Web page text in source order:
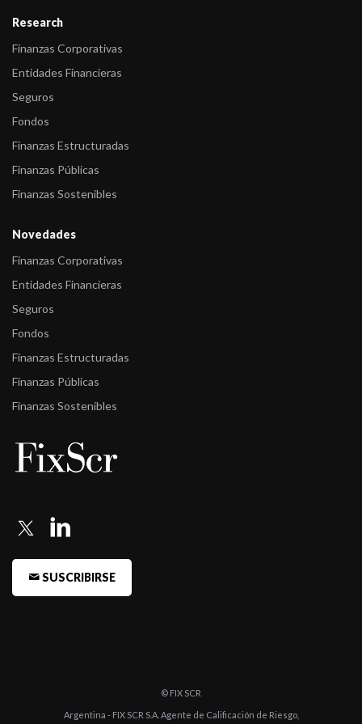
Research
Finanzas Corporativas
Entidades Financieras
Seguros
Fondos
Finanzas Estructuradas
Finanzas Públicas
Finanzas Sostenibles
Novedades
Finanzas Corporativas
Entidades Financieras
Seguros
Fondos
Finanzas Estructuradas
Finanzas Públicas
Finanzas Sostenibles
SUSCRIBIRSE
© FIX SCR
Argentina - FIX SCR S.A. Agente de Calificación de Riesgo,